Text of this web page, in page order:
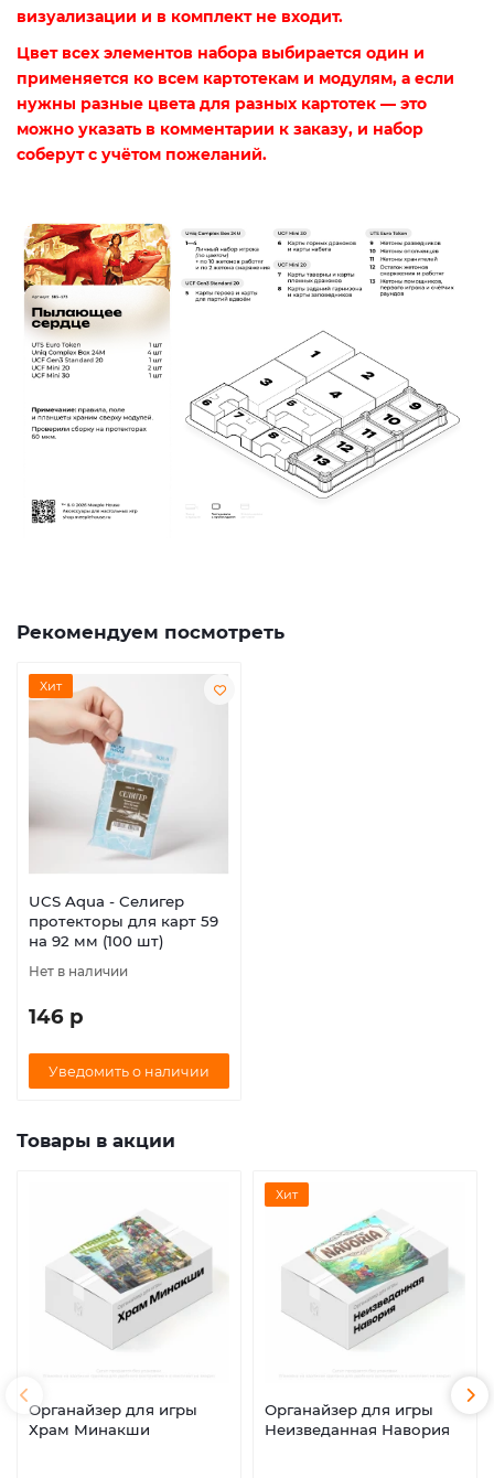
визуализации и в комплект не входит.
Цвет всех элементов набора выбирается один и
применяется ко всем картотекам и модулям, а если
нужны разные цвета для разных картотек — это
можно указать в комментарии к заказу, и набор
соберут с учётом пожеланий.
Рекомендуем посмотреть
Хит
UCS Aqua - Селигер
протекторы для карт 59
на 92 мм (100 шт)
Нет в наличии
146 р
Уведомить о наличии
Товары в акции
Органайзер для игры
Храм Минакши
Хит
Органайзер для игры
Неизведанная Навория